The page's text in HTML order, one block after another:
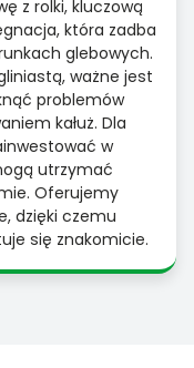
z rolki, kluczową
która zadba
glebowych.
ważne jest
problemów
kałuż. Dla
w
utrzymać
Oferujemy
dzięki czemu
się znakomicie.